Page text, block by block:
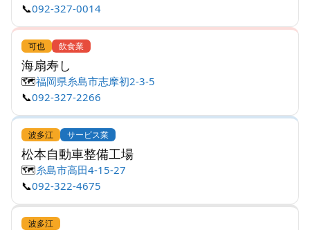
📞092-327-0014
可也 飲食業
海扇寿し
🗺️福岡県糸島市志摩初2-3-5
📞092-327-2266
波多江 サービス業
松本自動車整備工場
🗺️糸島市高田4-15-27
📞092-322-4675
波多江